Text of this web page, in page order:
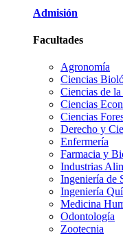
Admisión
Facultades
Agronomía
Ciencias
Ciencias de
Ciencias
Ciencias
Derecho y
Enfermería
Farmacia y
Industrias
Ingeniería de
Ingeniería
Medicina
Odontología
Zootecnia